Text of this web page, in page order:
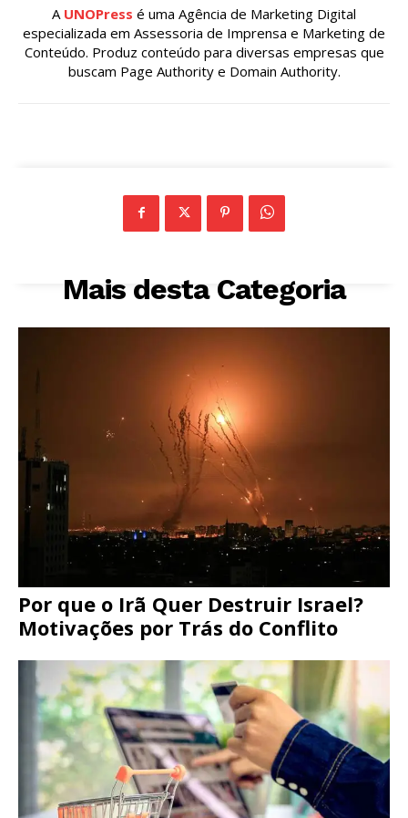
A UNOPress é uma Agência de Marketing Digital
especializada em Assessoria de Imprensa e Marketing de
Conteúdo. Produz conteúdo para diversas empresas que
buscam Page Authority e Domain Authority.
Mais desta Categoria
Por que o Irã Quer Destruir Israel?
Motivações por Trás do Conflito